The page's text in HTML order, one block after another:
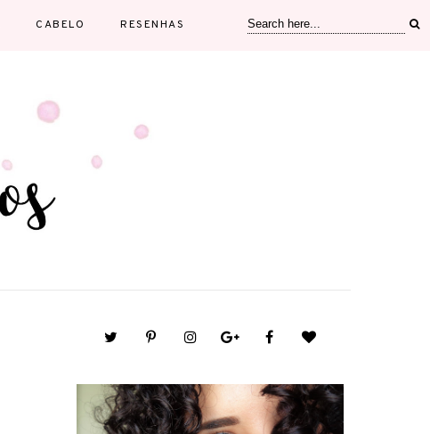
CABELO RESENHAS